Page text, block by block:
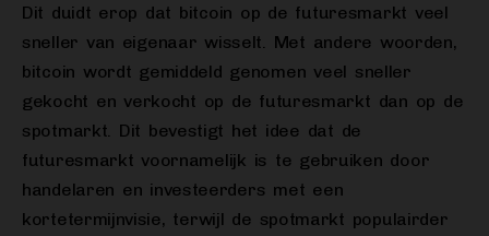
Dit duidt erop dat bitcoin op de futuresmarkt veel
sneller van eigenaar wisselt. Met andere woorden,
bitcoin wordt gemiddeld genomen veel sneller
gekocht en verkocht op de futuresmarkt dan op de
spotmarkt. Dit bevestigt het idee dat de
futuresmarkt voornamelijk is te gebruiken door
handelaren en investeerders met een
kortetermijnvisie, terwijl de spotmarkt populairder